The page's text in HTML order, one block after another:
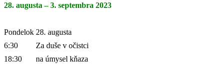
28. augusta – 3. septembra 2023
Pondelok 28. augusta
6:30
Za duše v očistci
18:30
na úmysel kňaza